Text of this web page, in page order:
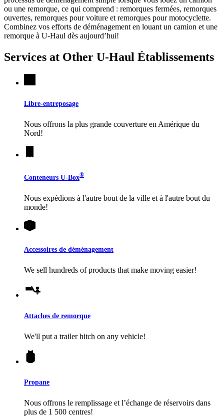
ou une remorque, ce qui comprend : remorques fermées, remorques
ouvertes, remorques pour voiture et remorques pour motocyclette.
Combinez vos efforts de déménagement en louant un camion et une
remorque à U-Haul dès aujourd’hui!
Services at Other U-Haul Établissements
Libre-entreposage
Nous offrons la plus grande couverture en Amérique du
Nord!
Conteneurs U-Box®
Nous expédions à l'autre bout de la ville et à l'autre bout du
monde!
Accessoires de déménagement
We sell hundreds of products that make moving easier!
Attaches de remorque
We'll put a trailer hitch on any vehicle!
Propane
Nous offrons le remplissage et l’échange de réservoirs dans
plus de 1 500 centres!